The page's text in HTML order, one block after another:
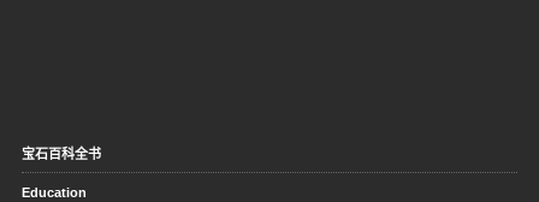
宝石百科全书
Education